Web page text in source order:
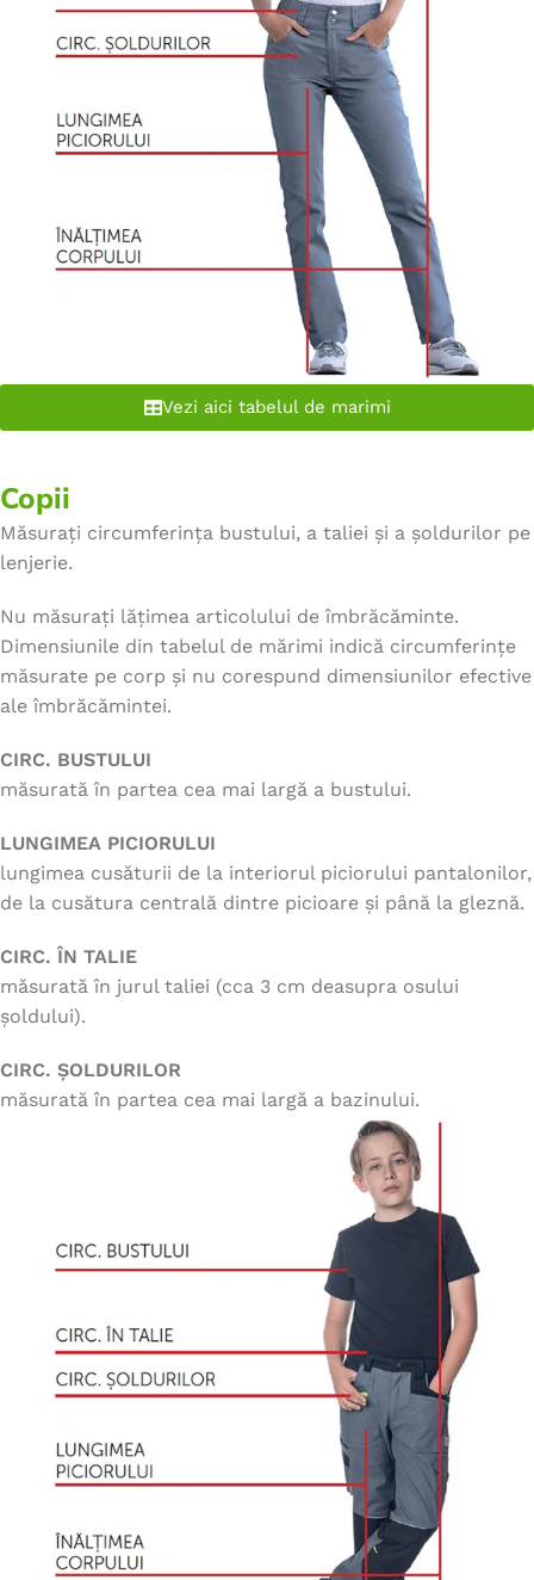
Vezi aici tabelul de marimi
Copii
Măsurați circumferința bustului, a taliei și a șoldurilor pe
lenjerie.
Nu măsurați lățimea articolului de îmbrăcăminte.
Dimensiunile din tabelul de mărimi indică circumferințe
măsurate pe corp și nu corespund dimensiunilor efective
ale îmbrăcămintei.
CIRC. BUSTULUI
măsurată în partea cea mai largă a bustului.
LUNGIMEA PICIORULUI
lungimea cusăturii de la interiorul piciorului pantalonilor,
de la cusătura centrală dintre picioare și până la gleznă.
CIRC. ÎN TALIE
măsurată în jurul taliei (cca 3 cm deasupra osului
șoldului).
CIRC. ȘOLDURILOR
măsurată în partea cea mai largă a bazinului.